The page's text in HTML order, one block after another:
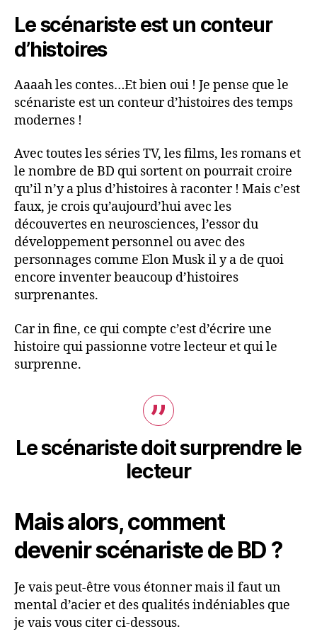
Le scénariste est un conteur
d’histoires
Aaaah les contes…Et bien oui ! Je pense que le
scénariste est un conteur d’histoires des temps
modernes !
Avec toutes les séries TV, les films, les romans et
le nombre de BD qui sortent on pourrait croire
qu’il n’y a plus d’histoires à raconter ! Mais c’est
faux, je crois qu’aujourd’hui avec les
découvertes en neurosciences, l’essor du
développement personnel ou avec des
personnages comme Elon Musk il y a de quoi
encore inventer beaucoup d’histoires
surprenantes.
Car in fine, ce qui compte c’est d’écrire une
histoire qui passionne votre lecteur et qui le
surprenne.
Le scénariste doit surprendre le
lecteur
Mais alors, comment
devenir scénariste de BD ?
Je vais peut-être vous étonner mais il faut un
mental d’acier et des qualités indéniables que
je vais vous citer ci-dessous.